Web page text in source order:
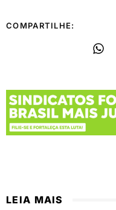
COMPARTILHE:
LEIA MAIS